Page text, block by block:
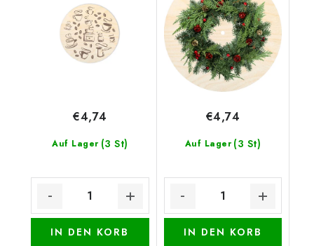
Auf Lager (3 St)
€4,74
IN DEN KORB
Auf Lager (3 St)
€4,74
IN DEN KORB